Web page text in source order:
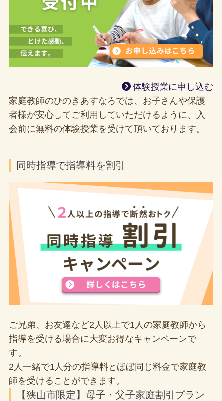
体験授業に申し込む
家庭教師のひのきあすなろでは、お子さんや保護
者様が安心してご利用していただけるように、入
会前に無料の体験授業を受けて頂いております。
同時指導で指導料を割引
ご兄弟、お友達など2人以上で1人の家庭教師から
指導を受ける場合に大変お得なキャンペーンで
す。
2人一緒で1人分の指導料とほぼ同じ料金で家庭教
師を受けることができます。
【狭山市限定】母子・父子家庭割引プラン